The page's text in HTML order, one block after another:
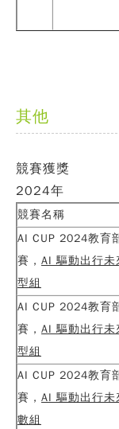
其他
競賽獲獎
2024年
競賽名稱
AI CUP 2024教育
賽， AI驅動出行
型組
AI CUP 2024教育
賽， AI驅動出行
型組
AI CUP 2024教育
賽， AI驅動出行未
數組